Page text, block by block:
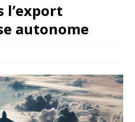
l’export
autonome